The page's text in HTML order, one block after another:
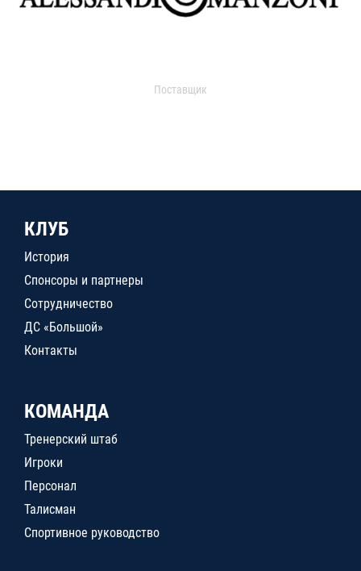
Поставщик
КЛУБ
История
Спонсоры и партнеры
Сотрудничество
ДС «Большой»
Контакты
КОМАНДА
Тренерский штаб
Игроки
Персонал
Талисман
Спортивное руководство